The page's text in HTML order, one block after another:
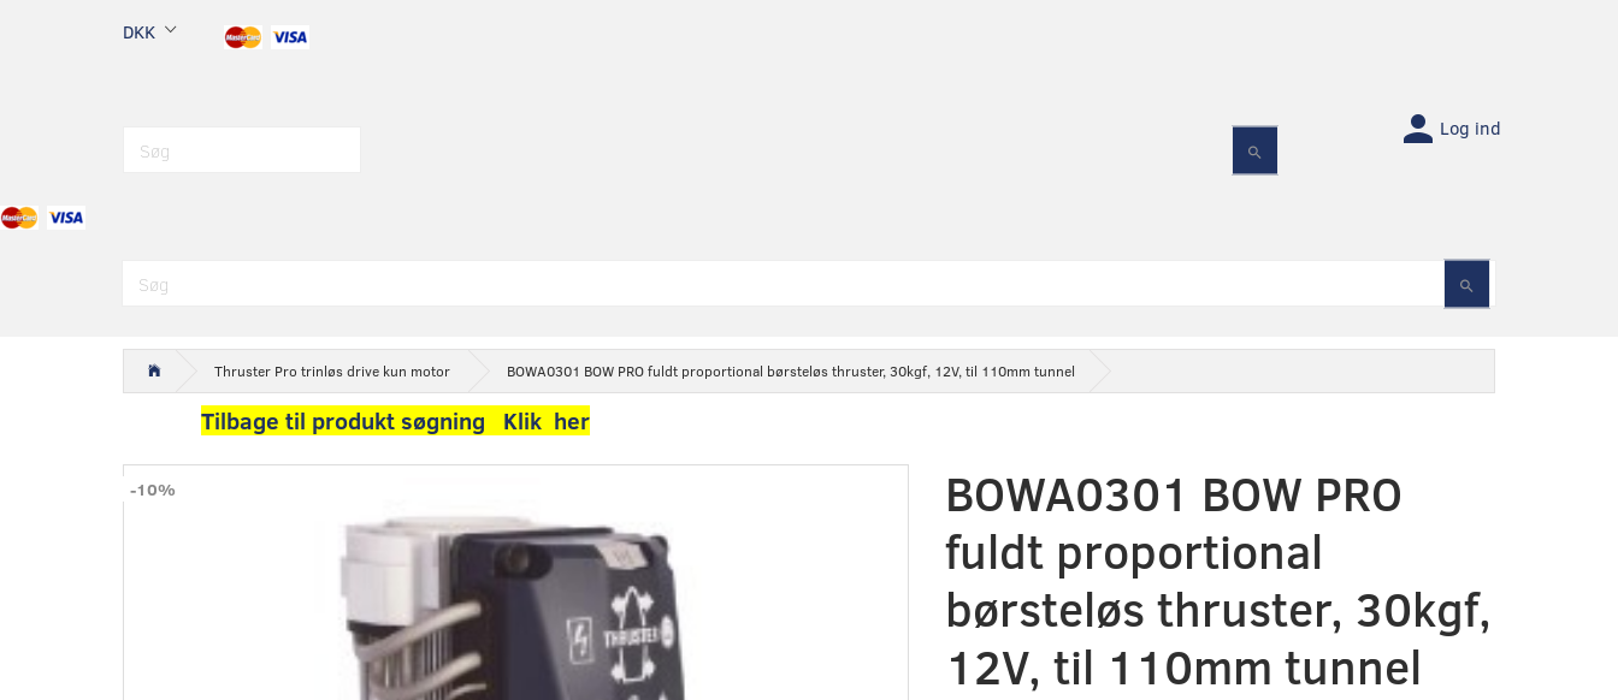
DKK
Log ind
Thruster Pro trinløs drive kun motor BOWA0301 BOW PRO fuldt proportional børsteløs thruster, 30kgf, 12V, til 110mm tunnel
Tilbage til produkt søgning Klik her
-10%
BOWA0301 BOW PRO
fuldt proportional
børsteløs thruster, 30kgf,
12V, til 110mm tunnel